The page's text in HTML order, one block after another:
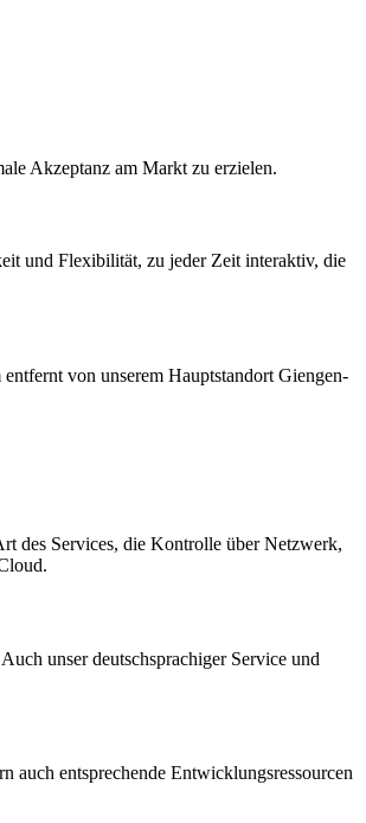
Akzeptanz am Markt zu erzielen.
und Flexibilität, zu jeder Zeit interaktiv, die
von unserem Hauptstandort Giengen-
des Services, die Kontrolle über Netzwerk,
unser deutschsprachiger Service und
auch entsprechende Entwicklungsressourcen